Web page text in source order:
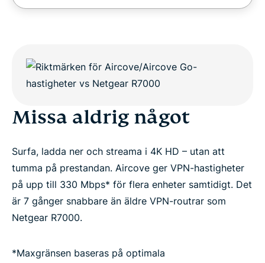
Missa aldrig något
Surfa, ladda ner och streama i 4K HD – utan att
tumma på prestandan. Aircove ger VPN-hastigheter
på upp till 330 Mbps* för flera enheter samtidigt. Det
är 7 gånger snabbare än äldre VPN-routrar som
Netgear R7000.
*Maxgränsen baseras på optimala